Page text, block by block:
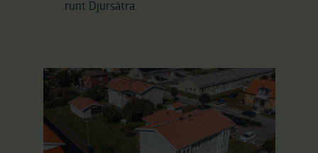
runt Djursätra.